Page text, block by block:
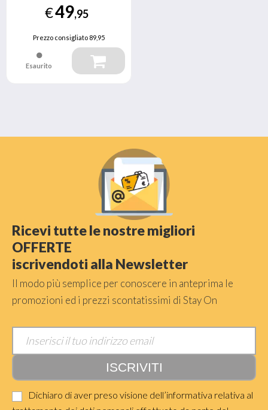
€49,95
Prezzo consigliato89,95
Esaurito
Ricevi tutte le nostre migliori
OFFERTE
iscrivendoti alla Newsletter
Il modo più semplice per conoscere in anteprima le
promozioni ed i prezzi scontatissimi di Stay On
Dichiaro di aver preso visione dell’informativa relativa al